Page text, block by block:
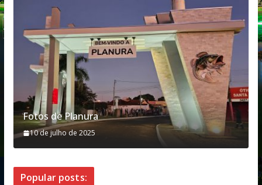
Fotos de Planura
10 de julho de 2025
Popular posts: